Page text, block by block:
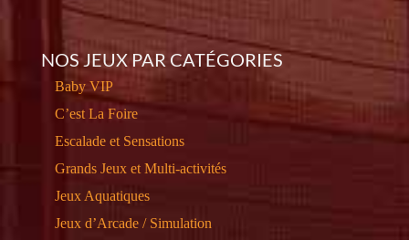
NOS JEUX PAR CATÉGORIES
Baby VIP
C’est La Foire
Escalade et Sensations
Grands Jeux et Multi-activités
Jeux Aquatiques
Jeux d’Arcade / Simulation